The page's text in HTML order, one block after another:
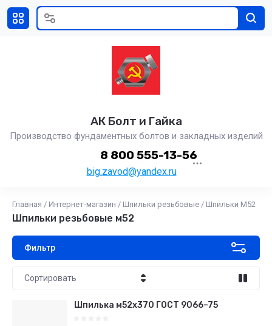
АК Болт и Гайка
Производство фундаментных болтов и закладных изделий
big.zavod@yandex.ru
8 800 555-13-56
Главная / Интернет-магазин / Шпильки резьбовые / Шпильки М52
Шпильки резьбовые м52
Фильтр
Сортировать
Шпилька м52х370 ГОСТ 9066–75